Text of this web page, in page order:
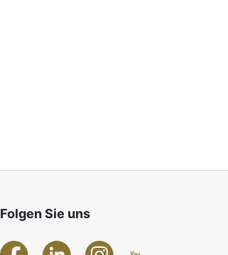
Folgen Sie uns